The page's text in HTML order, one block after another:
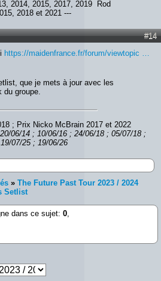
2014, 2015, 2017, 2019 Rod
2018 et 2021 ---
#14
https://maidenfrance.fr/forum/viewtopic …
que je mets à jour avec les
du groupe.
; Prix Nicko McBrain 2017 et 2022
06/14 ; 10/06/16 ; 24/06/18 ; 05/07/18 ;
07/25 ; 19/06/26
» The Future Past Tour 2023 / 2024
Setlist
dans ce sujet: 0,